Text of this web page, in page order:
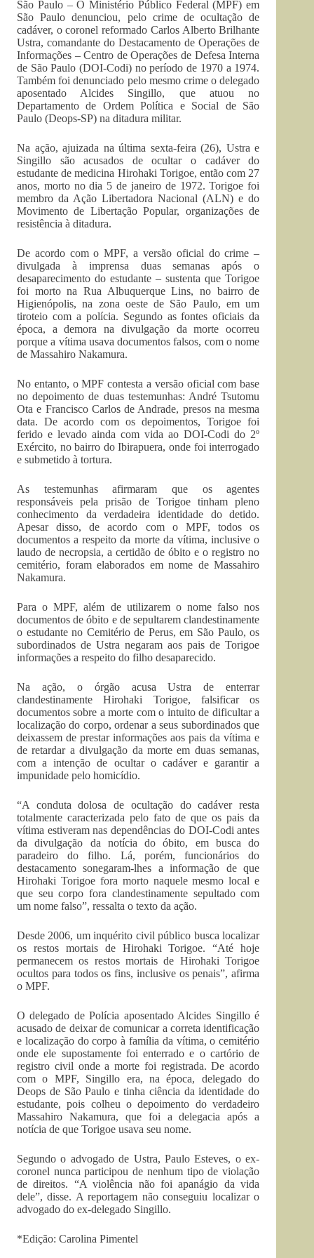
São Paulo – O Ministério Público Federal (MPF) em
São Paulo denunciou, pelo crime de ocultação de
cadáver, o coronel reformado Carlos Alberto Brilhante
Ustra, comandante do Destacamento de Operações de
Informações – Centro de Operações de Defesa Interna
de São Paulo (DOI-Codi) no período de 1970 a 1974.
Também foi denunciado pelo mesmo crime o delegado
aposentado Alcides Singillo, que atuou no
Departamento de Ordem Política e Social de São
Paulo (Deops-SP) na ditadura militar.
Na ação, ajuizada na última sexta-feira (26), Ustra e
Singillo são acusados de ocultar o cadáver do
estudante de medicina Hirohaki Torigoe, então com 27
anos, morto no dia 5 de janeiro de 1972. Torigoe foi
membro da Ação Libertadora Nacional (ALN) e do
Movimento de Libertação Popular, organizações de
resistência à ditadura.
De acordo com o MPF, a versão oficial do crime –
divulgada à imprensa duas semanas após o
desaparecimento do estudante – sustenta que Torigoe
foi morto na Rua Albuquerque Lins, no bairro de
Higienópolis, na zona oeste de São Paulo, em um
tiroteio com a polícia. Segundo as fontes oficiais da
época, a demora na divulgação da morte ocorreu
porque a vítima usava documentos falsos, com o nome
de Massahiro Nakamura.
No entanto, o MPF contesta a versão oficial com base
no depoimento de duas testemunhas: André Tsutomu
Ota e Francisco Carlos de Andrade, presos na mesma
data. De acordo com os depoimentos, Torigoe foi
ferido e levado ainda com vida ao DOI-Codi do 2º
Exército, no bairro do Ibirapuera, onde foi interrogado
e submetido à tortura.
As testemunhas afirmaram que os agentes
responsáveis pela prisão de Torigoe tinham pleno
conhecimento da verdadeira identidade do detido.
Apesar disso, de acordo com o MPF, todos os
documentos a respeito da morte da vítima, inclusive o
laudo de necropsia, a certidão de óbito e o registro no
cemitério, foram elaborados em nome de Massahiro
Nakamura.
Para o MPF, além de utilizarem o nome falso nos
documentos de óbito e de sepultarem clandestinamente
o estudante no Cemitério de Perus, em São Paulo, os
subordinados de Ustra negaram aos pais de Torigoe
informações a respeito do filho desaparecido.
Na ação, o órgão acusa Ustra de enterrar
clandestinamente Hirohaki Torigoe, falsificar os
documentos sobre a morte com o intuito de dificultar a
localização do corpo, ordenar a seus subordinados que
deixassem de prestar informações aos pais da vítima e
de retardar a divulgação da morte em duas semanas,
com a intenção de ocultar o cadáver e garantir a
impunidade pelo homicídio.
“A conduta dolosa de ocultação do cadáver resta
totalmente caracterizada pelo fato de que os pais da
vítima estiveram nas dependências do DOI-Codi antes
da divulgação da notícia do óbito, em busca do
paradeiro do filho. Lá, porém, funcionários do
destacamento sonegaram-lhes a informação de que
Hirohaki Torigoe fora morto naquele mesmo local e
que seu corpo fora clandestinamente sepultado com
um nome falso”, ressalta o texto da ação.
Desde 2006, um inquérito civil público busca localizar
os restos mortais de Hirohaki Torigoe. “Até hoje
permanecem os restos mortais de Hirohaki Torigoe
ocultos para todos os fins, inclusive os penais”, afirma
o MPF.
O delegado de Polícia aposentado Alcides Singillo é
acusado de deixar de comunicar a correta identificação
e localização do corpo à família da vítima, o cemitério
onde ele supostamente foi enterrado e o cartório de
registro civil onde a morte foi registrada. De acordo
com o MPF, Singillo era, na época, delegado do
Deops de São Paulo e tinha ciência da identidade do
estudante, pois colheu o depoimento do verdadeiro
Massahiro Nakamura, que foi a delegacia após a
notícia de que Torigoe usava seu nome.
Segundo o advogado de Ustra, Paulo Esteves, o ex-
coronel nunca participou de nenhum tipo de violação
de direitos. “A violência não foi apanágio da vida
dele”, disse. A reportagem não conseguiu localizar o
advogado do ex-delegado Singillo.
*Edição: Carolina Pimentel